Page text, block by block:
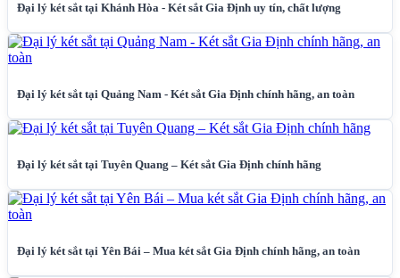
Đại lý két sắt tại Khánh Hòa - Két sắt Gia Định uy tín, chất lượng
Đại lý két sắt tại Quảng Nam - Két sắt Gia Định chính hãng, an toàn
Đại lý két sắt tại Tuyên Quang – Két sắt Gia Định chính hãng
Đại lý két sắt tại Yên Bái – Mua két sắt Gia Định chính hãng, an toàn